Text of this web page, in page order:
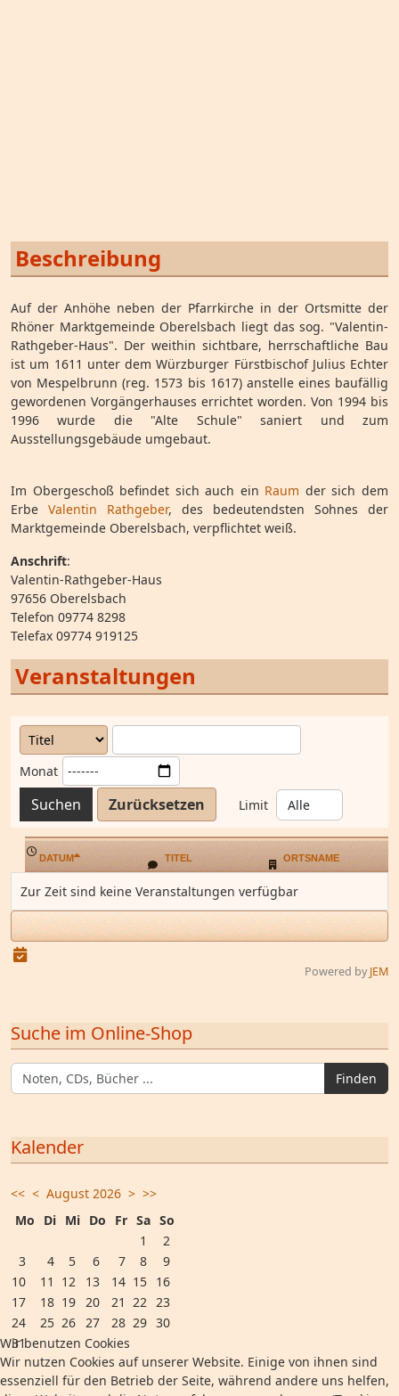
Beschreibung
Auf der Anhöhe neben der Pfarrkirche in der Ortsmitte der
Rhöner Marktgemeinde Oberelsbach liegt das sog. "Valentin-
Rathgeber-Haus". Der weithin sichtbare, herrschaftliche Bau
ist um 1611 unter dem Würzburger Fürstbischof Julius Echter
von Mespelbrunn (reg. 1573 bis 1617) anstelle eines baufällig
gewordenen Vorgängerhauses errichtet worden. Von 1994 bis
1996 wurde die "Alte Schule" saniert und zum
Ausstellungsgebäude umgebaut.
Im Obergeschoß befindet sich auch ein Raum der sich dem
Erbe Valentin Rathgeber, des bedeutendsten Sohnes der
Marktgemeinde Oberelsbach, verpflichtet weiß.
Anschrift:
Valentin-Rathgeber-Haus
97656 Oberelsbach
Telefon 09774 8298
Telefax 09774 919125
Veranstaltungen
Monat
Suchen Zurücksetzen Limit
DATUM TITEL ORTSNAME
Zur Zeit sind keine Veranstaltungen verfügbar
Powered byJEM
Suche im Online-Shop
Finden
Kalender
<< < August 2026 > >>
Mo
Di Mi Do Fr Sa So
1
2
3
4 5 6 7 8
9
10
11 12 13 14 15 16
17
18 19 20 21 22
23
24
25 26 27 28 29 30
31
Wir benutzen Cookies
Wir nutzen Cookies auf unserer Website. Einige von ihnen sind
essenziell für den Betrieb der Seite, während andere uns helfen,